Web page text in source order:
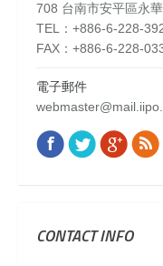
708 台南市安平區永
TEL：+886-6-228-
FAX：+886-6-228-
電子郵件
Find us on:
Facebook
TwitterGoogle+
Rss
CONTACT INFO